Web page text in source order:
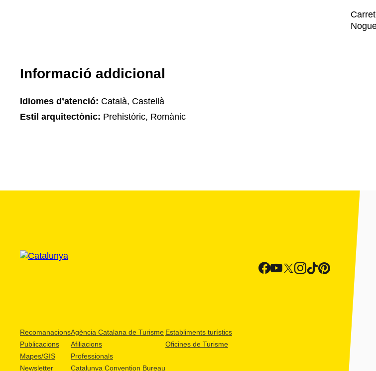
Informació addicional
Idiomes d’atenció: Català, Castellà
Estil arquitectònic: Prehistòric, Romànic
Recomanacions
Publicacions
Mapes/GIS
Newsletter
Agència Catalana de Turisme
Afiliacions
Professionals
Catalunya Convention Bureau
Establiments turístics
Oficines de Turisme